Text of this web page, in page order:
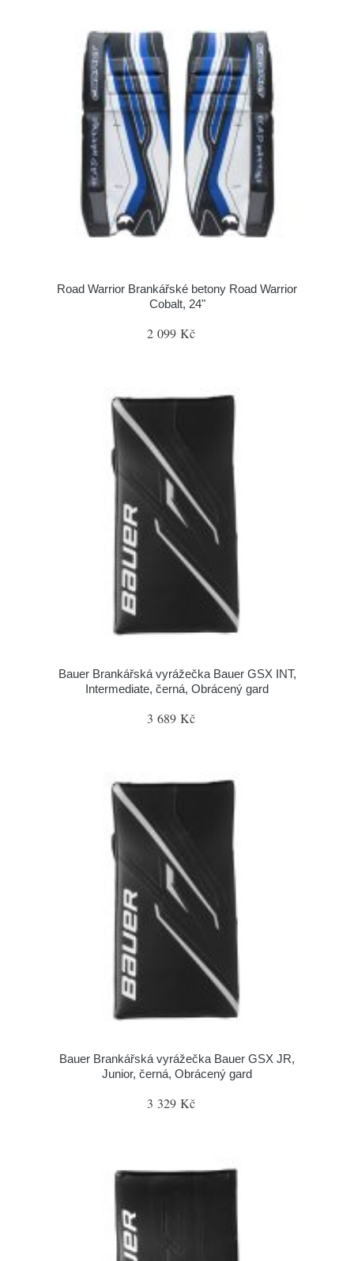
Road Warrior Brankářské betony Road Warrior
Cobalt, 24"
2 099 Kč
Bauer Brankářská vyrážečka Bauer GSX INT,
Intermediate, černá, Obrácený gard
3 689 Kč
Bauer Brankářská vyrážečka Bauer GSX JR,
Junior, černá, Obrácený gard
3 329 Kč